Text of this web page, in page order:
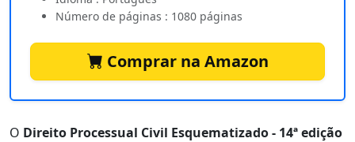
Número de páginas : 1080 páginas
Comprar na Amazon
O Direito Processual Civil Esquematizado - 14ª edição